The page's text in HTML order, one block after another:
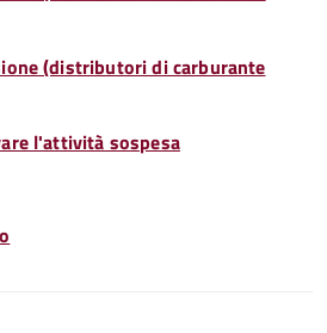
(distributori di carburante
l'attività sospesa